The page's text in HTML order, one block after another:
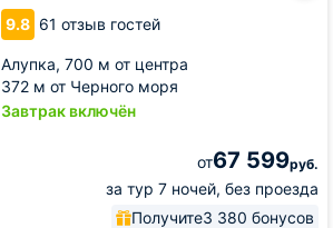
9.8 61 отзыв гостей
Алупка, 700 м от центра
372 м от Черного моря
Завтрак включён
от67 599руб.
за тур 7 ночей, без проезда
Получите3 380 бонусов